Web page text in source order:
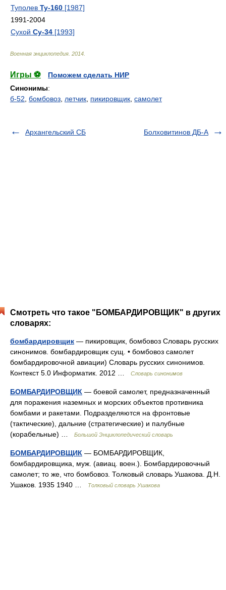
Туполев Ту-160 [1987]
1991-2004
Сухой Су-34 [1993]
Военная энциклопедия 2014
Игры ⚽
Поможем сделать НИР
Синонимы:
б-52 бомбовоз летчик пикировщик самолет
Архангельский СБ Болховитинов ДБ-А
Смотреть что такое "БОМБАРДИРОВЩИК" в других
словарях:
бомбардировщик — пикировщик, бомбовоз Словарь русских
синонимов. бомбардировщик сущ. • бомбовоз самолет
бомбардировочной авиации) Словарь русских синонимов.
Контекст 5.0 Информатик. 2012 …
Словарь синонимов
БОМБАРДИРОВЩИК — боевой самолет, предназначенный
для поражения наземных и морских объектов противника
бомбами и ракетами. Подразделяются на фронтовые
(тактические), дальние (стратегические) и палубные
(корабельные) …
Большой Энциклопедический словарь
БОМБАРДИРОВЩИК — БОМБАРДИРОВЩИК,
бомбардировщика, муж. (авиац. воен.). Бомбардировочный
самолет; то же, что бомбовоз. Толковый словарь Ушакова. Д.Н.
Ушаков. 1935 1940 …
Толковый словарь Ушакова